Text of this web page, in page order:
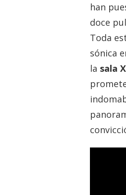
han
doce
Toda
sónica
la sala X